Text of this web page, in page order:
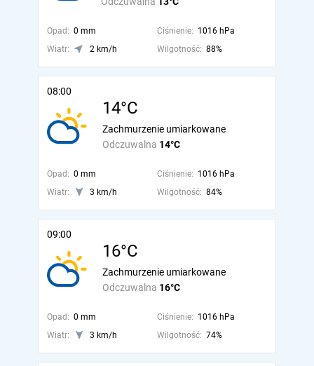
Opad: 0 mm Ciśnienie: 1016 hPa
Wiatr:
2 km/h Wilgotność: 88%
08:00
14°C
Odczuwalna 14°C
Zachmurzenie umiarkowane
Opad: 0 mm Ciśnienie: 1016 hPa
Wiatr:
3 km/h Wilgotność: 84%
09:00
16°C
Odczuwalna 16°C
Zachmurzenie umiarkowane
Opad: 0 mm Ciśnienie: 1016 hPa
Wiatr:
3 km/h Wilgotność: 74%